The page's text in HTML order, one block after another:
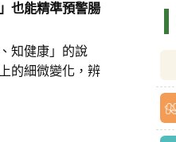
也能精準預警腸
知健康」的說
的細微變化，辨